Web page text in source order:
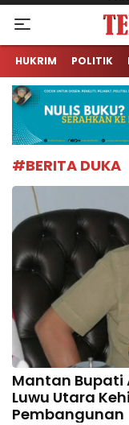
HUKRIM POLITIK
#BERITA DUKA
Mantan Bupati
Luwu Utara
Pembangunan